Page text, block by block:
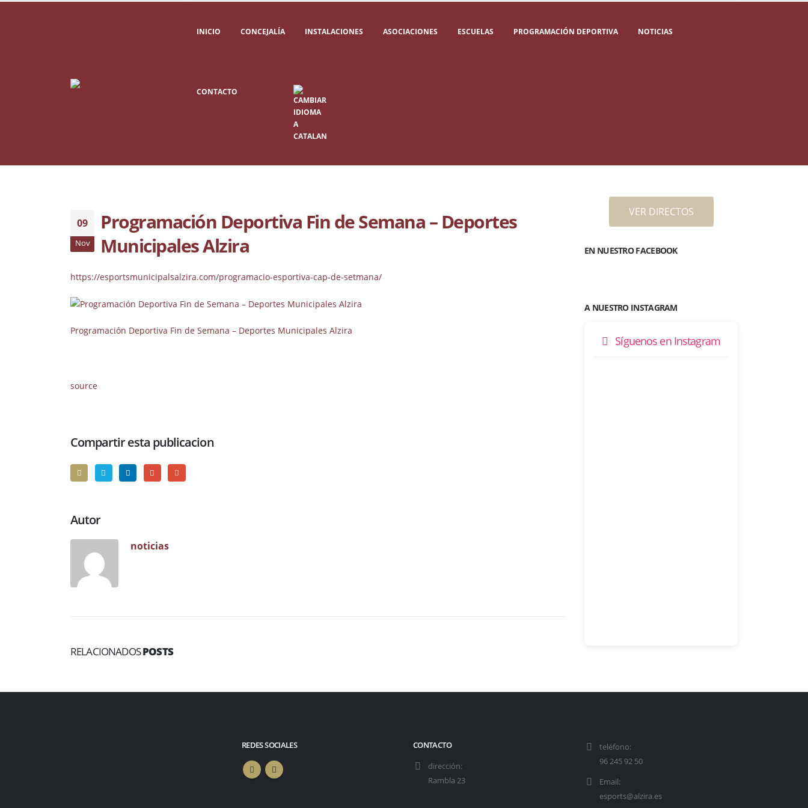
INICIO CONCEJALÍA INSTALACIONES ASOCIACIONES ESCUELAS PROGRAMACIÓN DEPORTIVA NOTICIAS
CONTACTO
09
Nov
Programación Deportiva Fin de Semana – Deportes
Municipales Alzira
https://esportsmunicipalsalzira.com/programacio-esportiva-cap-de-setmana/
Programación Deportiva Fin de Semana – Deportes Municipales Alzira
source
Compartir esta publicacion
Autor
noticias
RELACIONADOSPOSTS
VER DIRECTOS
EN NUESTRO FACEBOOK
A NUESTRO INSTAGRAM
Síguenos en Instagram
REDES SOCIALES CONTACTO
dirección:
Rambla 23
teléfono:
96 245 92 50
Email:
esports@alzira.es